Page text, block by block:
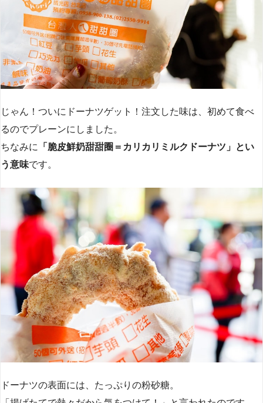
じゃん！ついにドーナツゲット！注文した味は、初めて食べ
るのでプレーンにしました。
ちなみに
「脆皮鮮奶甜甜圈＝カリカリミルクドーナツ」とい
う意味です。
ドーナツの表面には、たっぷりの粉砂糖。